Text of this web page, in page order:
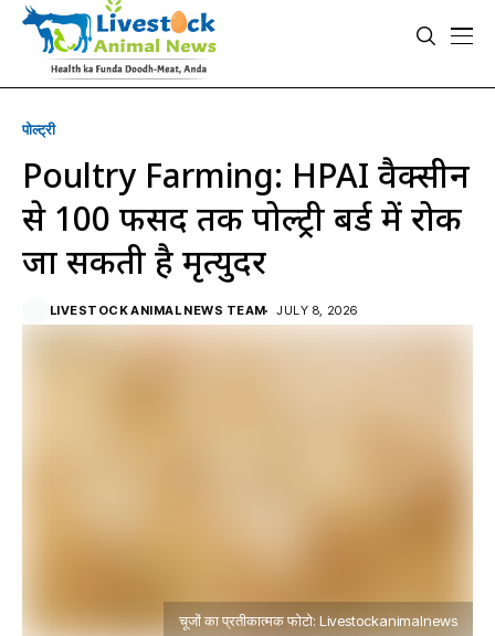
पोल्ट्री
Poultry Farming: HPAI वैक्सीन
से 100 फीसद तक पोल्ट्री बर्ड में रोकी
जा सकती है मृत्युदर
LIVESTOCK ANIMAL NEWS TEAM JULY 8, 2026
चूजों का प्रतीकात्मक फोटो: Livestockanimalnews